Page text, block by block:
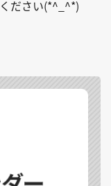
ださい(*^_^*)